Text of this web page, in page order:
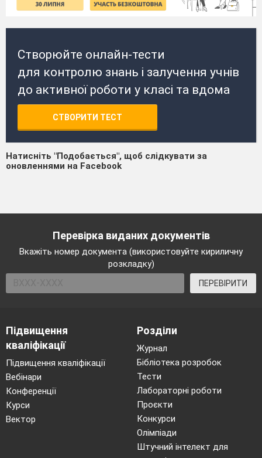
Створюйте онлайн-тести
для контролю знань і залучення учнів
до активної роботи у класі та вдома
СТВОРИТИ ТЕСТ
Натисніть "Подобається", щоб слідкувати за
оновленнями на Facebook
Перевірка виданих документів
Вкажіть номер документа (використовуйте кириличну
розкладку)
ПЕРЕВІРИТИ
Підвищення
кваліфікації
Підвищення кваліфікації
Вебінари
Конференції
Курси
Вектор
Розділи
Журнал
Бібліотека розробок
Тести
Лабораторні роботи
Проєкти
Конкурси
Олімпіади
Штучний інтелект для